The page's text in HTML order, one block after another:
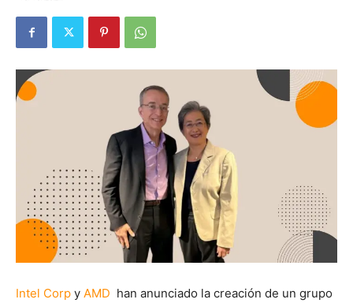
Intel Corp y AMD han anunciado la creación de un grupo